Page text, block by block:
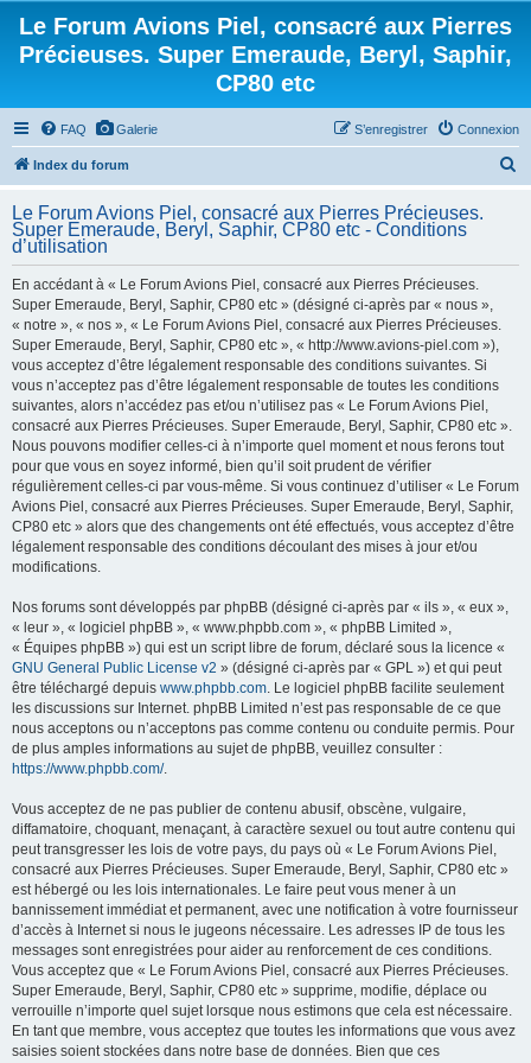
Le Forum Avions Piel, consacré aux Pierres
Précieuses. Super Emeraude, Beryl, Saphir,
CP80 etc
FAQ Galerie Connexion
S’enregistrer
Index du forum
Le Forum Avions Piel, consacré aux Pierres Précieuses.
Super Emeraude, Beryl, Saphir, CP80 etc - Conditions
d’utilisation
En accédant à « Le Forum Avions Piel, consacré aux Pierres Précieuses.
Super Emeraude, Beryl, Saphir, CP80 etc » (désigné ci-après par « nous »,
« notre », « nos », « Le Forum Avions Piel, consacré aux Pierres Précieuses.
Super Emeraude, Beryl, Saphir, CP80 etc », « http://www.avions-piel.com »),
vous acceptez d’être légalement responsable des conditions suivantes. Si
vous n’acceptez pas d’être légalement responsable de toutes les conditions
suivantes, alors n’accédez pas et/ou n’utilisez pas « Le Forum Avions Piel,
consacré aux Pierres Précieuses. Super Emeraude, Beryl, Saphir, CP80 etc ».
Nous pouvons modifier celles-ci à n’importe quel moment et nous ferons tout
pour que vous en soyez informé, bien qu’il soit prudent de vérifier
régulièrement celles-ci par vous-même. Si vous continuez d’utiliser « Le Forum
Avions Piel, consacré aux Pierres Précieuses. Super Emeraude, Beryl, Saphir,
CP80 etc » alors que des changements ont été effectués, vous acceptez d’être
légalement responsable des conditions découlant des mises à jour et/ou
modifications.
Nos forums sont développés par phpBB (désigné ci-après par « ils », « eux »,
« leur », « logiciel phpBB », « www.phpbb.com », « phpBB Limited »,
« Équipes phpBB ») qui est un script libre de forum, déclaré sous la licence «
GNU General Public License v2 » (désigné ci-après par « GPL ») et qui peut
être téléchargé depuis www.phpbb.com. Le logiciel phpBB facilite seulement
les discussions sur Internet. phpBB Limited n’est pas responsable de ce que
nous acceptons ou n’acceptons pas comme contenu ou conduite permis. Pour
de plus amples informations au sujet de phpBB, veuillez consulter :
https://www.phpbb.com/.
Vous acceptez de ne pas publier de contenu abusif, obscène, vulgaire,
diffamatoire, choquant, menaçant, à caractère sexuel ou tout autre contenu qui
peut transgresser les lois de votre pays, du pays où « Le Forum Avions Piel,
consacré aux Pierres Précieuses. Super Emeraude, Beryl, Saphir, CP80 etc »
est hébergé ou les lois internationales. Le faire peut vous mener à un
bannissement immédiat et permanent, avec une notification à votre fournisseur
d’accès à Internet si nous le jugeons nécessaire. Les adresses IP de tous les
messages sont enregistrées pour aider au renforcement de ces conditions.
Vous acceptez que « Le Forum Avions Piel, consacré aux Pierres Précieuses.
Super Emeraude, Beryl, Saphir, CP80 etc » supprime, modifie, déplace ou
verrouille n’importe quel sujet lorsque nous estimons que cela est nécessaire.
En tant que membre, vous acceptez que toutes les informations que vous avez
saisies soient stockées dans notre base de données. Bien que ces